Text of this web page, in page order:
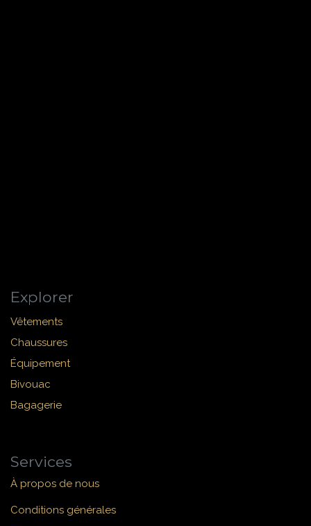
Explorer
Vêtements
Chaussures
Équipement
Bivouac
Bagagerie
Services
À propos de nous
Conditions générales